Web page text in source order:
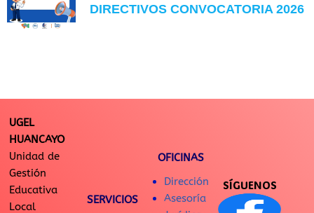
DIRECTIVOS CONVOCATORIA 2026
UGEL
HUANCAYO
Unidad de
Gestión
Educativa
Local
SERVICIOS
OFICINAS
Dirección
Asesoría
SÍGUENOS